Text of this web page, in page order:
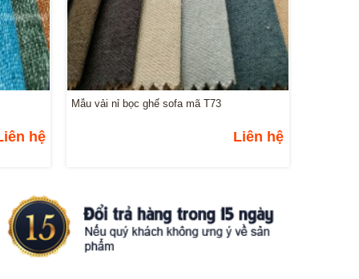
hệ
Mẫu vải nỉ bọc ghế sofa mã T73
Liên hệ